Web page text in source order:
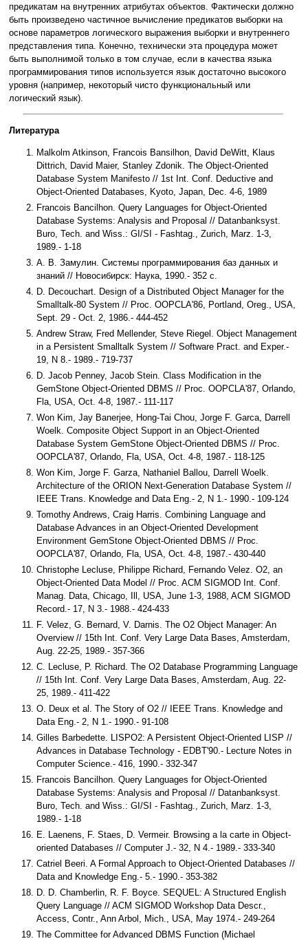
предикатам на внутренних атрибутах объектов. Фактически должно
быть произведено частичное вычисление предикатов выборки на
основе параметров логического выражения выборки и внутреннего
представления типа. Конечно, технически эта процедура может
быть выполнимой только в том случае, если в качества языка
программирования типов используется язык достаточно высокого
уровня (например, некоторый чисто функциональный или
логический язык).
Литература
Malkolm Atkinson, Francois Bansilhon, David DeWitt, Klaus
Dittrich, David Maier, Stanley Zdonik. The Object-Oriented
Database System Manifesto // 1st Int. Conf. Deductive and
Object-Oriented Databases, Kyoto, Japan, Dec. 4-6, 1989
Francois Bancilhon. Query Languages for Object-Oriented
Database Systems: Analysis and Proposal // Datanbanksyst.
Buro, Tech. and Wiss.: GI/SI - Fashtag., Zurich, Marz. 1-3,
1989.- 1-18
А. В. Замулин. Системы программирования баз данных и
знаний // Новосибирск: Наука, 1990.- 352 с.
D. Decouchart. Design of a Distributed Object Manager for the
Smalltalk-80 System // Proc. OOPCLA'86, Portland, Oreg., USA,
Sept. 29 - Oct. 2, 1986.- 444-452
Andrew Straw, Fred Mellender, Steve Riegel. Object Management
in a Persistent Smalltalk System // Software Pract. and Exper.-
19, N 8.- 1989.- 719-737
D. Jacob Penney, Jacob Stein. Class Modification in the
GemStone Object-Oriented DBMS // Proc. OOPCLA'87, Orlando,
Fla, USA, Oct. 4-8, 1987.- 111-117
Won Kim, Jay Banerjee, Hong-Tai Chou, Jorge F. Garca, Darrell
Woelk. Composite Object Support in an Object-Oriented
Database System GemStone Object-Oriented DBMS // Proc.
OOPCLA'87, Orlando, Fla, USA, Oct. 4-8, 1987.- 118-125
Won Kim, Jorge F. Garza, Nathaniel Ballou, Darrell Woelk.
Architecture of the ORION Next-Generation Database System //
IEEE Trans. Knowledge and Data Eng.- 2, N 1.- 1990.- 109-124
Tomothy Andrews, Craig Harris. Combining Language and
Database Advances in an Object-Oriented Development
Environment GemStone Object-Oriented DBMS // Proc.
OOPCLA'87, Orlando, Fla, USA, Oct. 4-8, 1987.- 430-440
Christophe Lecluse, Philippe Richard, Fernando Velez. O2, an
Object-Oriented Data Model // Proc. ACM SIGMOD Int. Conf.
Manag. Data, Chicago, Ill, USA, June 1-3, 1988, ACM SIGMOD
Record.- 17, N 3.- 1988.- 424-433
F. Velez, G. Bernard, V. Darnis. The O2 Object Manager: An
Overview // 15th Int. Conf. Very Large Data Bases, Amsterdam,
Aug. 22-25, 1989.- 357-366
C. Lecluse, P. Richard. The O2 Database Programming Language
// 15th Int. Conf. Very Large Data Bases, Amsterdam, Aug. 22-
25, 1989.- 411-422
O. Deux et al. The Story of O2 // IEEE Trans. Knowledge and
Data Eng.- 2, N 1.- 1990.- 91-108
Gilles Barbedette. LISPO2: A Persistent Object-Oriented LISP //
Advances in Database Technology - EDBT'90.- Lecture Notes in
Computer Science.- 416, 1990.- 332-347
Francois Bancilhon. Query Languages for Object-Oriented
Database Systems: Analysis and Proposal // Datanbanksyst.
Buro, Tech. and Wiss.: GI/SI - Fashtag., Zurich, Marz. 1-3,
1989.- 1-18
E. Laenens, F. Staes, D. Vermeir. Browsing a la carte in Object-
oriented Databases // Computer J.- 32, N 4.- 1989.- 333-340
Catriel Beeri. A Formal Approach to Object-Oriented Databases //
Data and Knowledge Eng.- 5.- 1990.- 353-382
D. D. Chamberlin, R. F. Boyce. SEQUEL: A Structured English
Query Language // ACM SIGMOD Workshop Data Descr.,
Access, Contr., Ann Arbol, Mich., USA, May 1974.- 249-264
The Committee for Advanced DBMS Function (Michael